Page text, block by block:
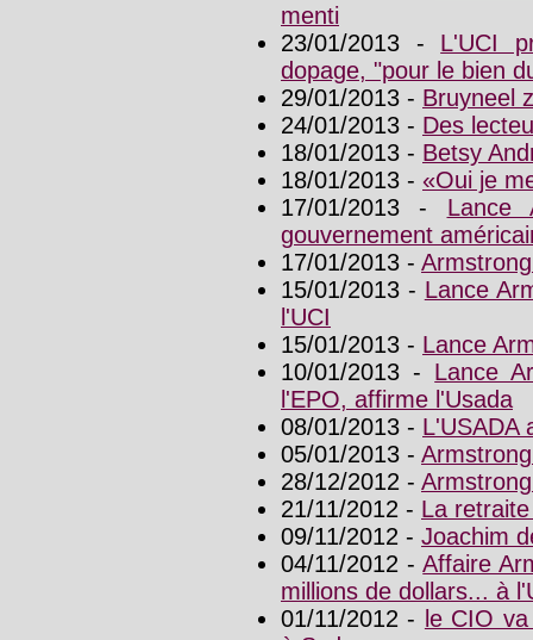
menti
23/01/2013 - L'UCI
dopage, "pour le bien
29/01/2013 - Bruyneel
24/01/2013 - Des
18/01/2013 - Betsy
18/01/2013 - «Oui je
17/01/2013 - Lance
gouvernement
17/01/2013 -
15/01/2013 - Lance
l'UCI
15/01/2013 - Lance
10/01/2013 - Lance
l'EPO, affirme l'Usada
08/01/2013 - L'USADA
05/01/2013 -
28/12/2012 -
21/11/2012 - La
09/11/2012 - Joachim
04/11/2012 -Affaire
millions de dollars... à
01/11/2012 - le CIO